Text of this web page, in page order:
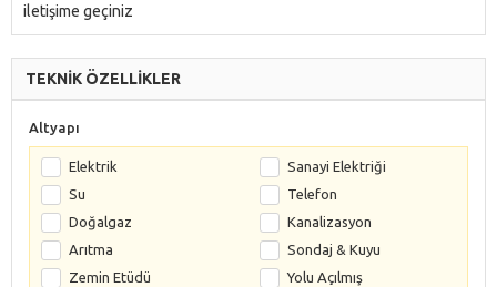
iletişime geçiniz
TEKNİK ÖZELLİKLER
Altyapı
Elektrik
Sanayi Elektriği
Su
Telefon
Doğalgaz
Kanalizasyon
Arıtma
Sondaj & Kuyu
Zemin Etüdü
Yolu Açılmış